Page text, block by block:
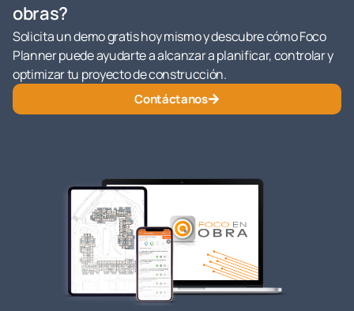
obras?
Solicita un demo gratis hoy mismo y descubre cómo Foco
Planner puede ayudarte a alcanzar a planificar, controlar y
optimizar tu proyecto de construcción.
Contáctanos